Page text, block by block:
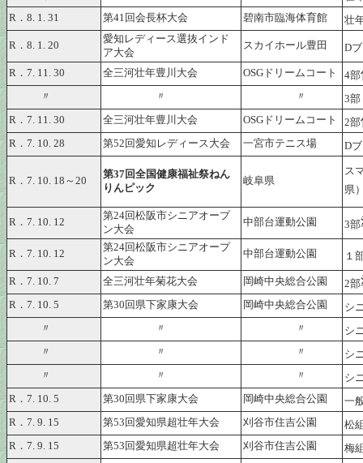
R．8. 1. 31
第41回会長杯大会 碧南市臨海体育館 壮
R．8. 1. 20
愛知レディース選抜インド
ア大会
スカイホール豊田 D
R．7. 11. 30 全三河壮年豊川大会 OSGドリームコート 4部
〃 〃 〃 3部
R．7. 11. 30 全三河壮年豊川大会 OSGドリームコート 2部
R．7. 10. 28 第52回愛知レディース大会 一宮市テニス場 D
R．7. 10. 18～20
第37回全国健康福祉祭ねん
りんピック
岐阜県
ス
県
R．7. 10. 12
第24回松阪市シニアオープ
ン大会
中部台運動公園 3部
R．7. 10. 12
第24回松阪市シニアオープ
ン大会
中部台運動公園 １
R．7. 10. 7 全三河壮年菊花大会 岡崎中央総合公園 2部
R．7. 10. 5 第30回県下家康大会 岡崎中央総合公園
シ
〃
〃 〃
シ
〃
〃 〃
シ
〃
〃 〃
シ
R．7. 10. 5
第30回県下家康大会 岡崎中央総合公園
一
R．7. 9. 15
第53回愛知県超壮年大会 刈谷市住吉公園
松
R．7. 9. 15
第53回愛知県超壮年大会 刈谷市住吉公園
梅